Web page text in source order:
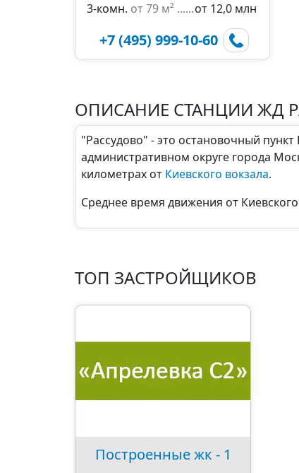
3-комн. от 79 м² от 12,0 млн
+7 (495) 999-10-60
ОПИСАНИЕ СТАНЦИИ ЖД
"Рассудово" - это остановочный
административном округе города
километрах от Киевского вокзала.
Среднее время движения от
ТОП ЗАСТРОЙЩИКОВ
Построенные жк - 1